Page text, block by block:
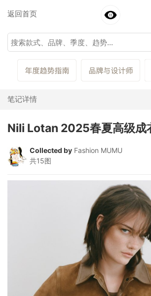
返回首页
笔记详情
Nili Lotan 2025春夏高级
Collected by Fashion MUMU
共15图